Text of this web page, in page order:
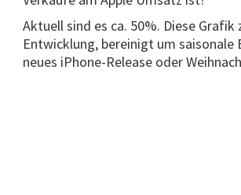
Aktuell sind es ca. 50%. Diese Grafik
Entwicklung, bereinigt um saisonale
neues iPhone-Release oder